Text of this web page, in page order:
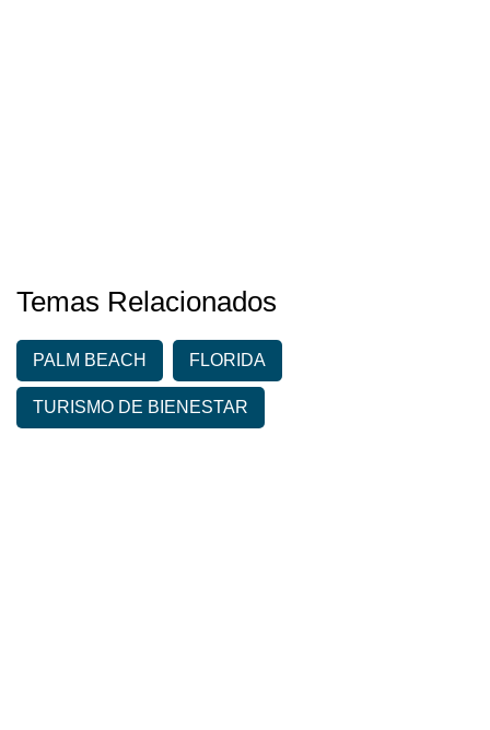
Temas Relacionados
PALM BEACH FLORIDA
TURISMO DE BIENESTAR